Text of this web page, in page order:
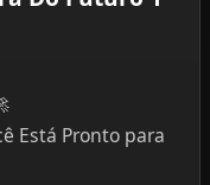
Está Pronto para